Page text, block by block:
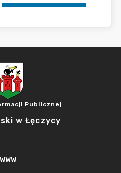
Publicznej
w Łęczycy
WWW